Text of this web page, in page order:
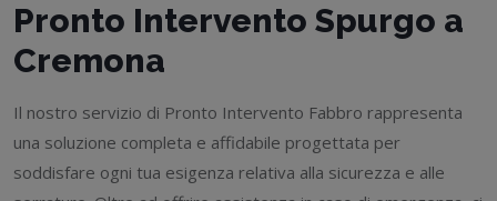
Pronto Intervento Spurgo a
Cremona
Il nostro servizio di Pronto Intervento Fabbro rappresenta
una soluzione completa e affidabile progettata per
soddisfare ogni tua esigenza relativa alla sicurezza e alle